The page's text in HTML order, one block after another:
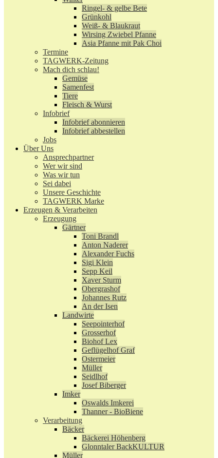
Ringel- & gelbe Bete
Grünkohl
Weiß- & Blaukraut
Wirsing Zwiebel Pfanne
Asia Pfanne mit Pak Choi
Termine
TAGWERK-Zeitung
Mach dich schlau!
Gemüse
Samenfest
Tiere
Fleisch & Wurst
Infobrief
Infobrief abonnieren
Infobrief abbestellen
Jobs
Über Uns
Ansprechpartner
Wer wir sind
Was wir tun
Sei dabei
Unsere Geschichte
TAGWERK Marke
Erzeugen & Verarbeiten
Erzeugung
Gärtner
Toni Brandl
Anton Naderer
Alexander Fuchs
Sigi Klein
Sepp Keil
Xaver Sturm
Obergrashof
Johannes Rutz
An der Isen
Landwirte
Seepointerhof
Grosserhof
Biohof Lex
Geflügelhof Graf
Ostermeier
Müller
Seidlhof
Josef Biberger
Imker
Oswalds Imkerei
Thanner - BioBiene
Verarbeitung
Bäcker
Bäckerei Höhenberg
Glonntaler BackKULTUR
Müller